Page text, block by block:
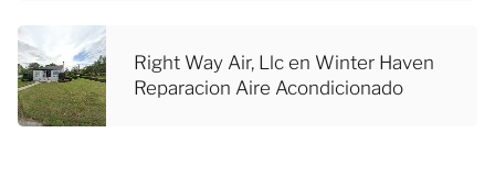
Right Way Air, Llc en Winter Haven
Reparacion Aire Acondicionado